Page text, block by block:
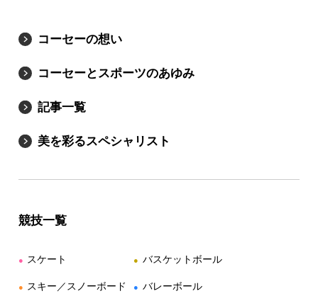
コーセーの想い
コーセーとスポーツのあゆみ
記事一覧
美を彩るスペシャリスト
競技一覧
● スケート
● スキー／スノーボード
● バスケットボール
● バレーボール